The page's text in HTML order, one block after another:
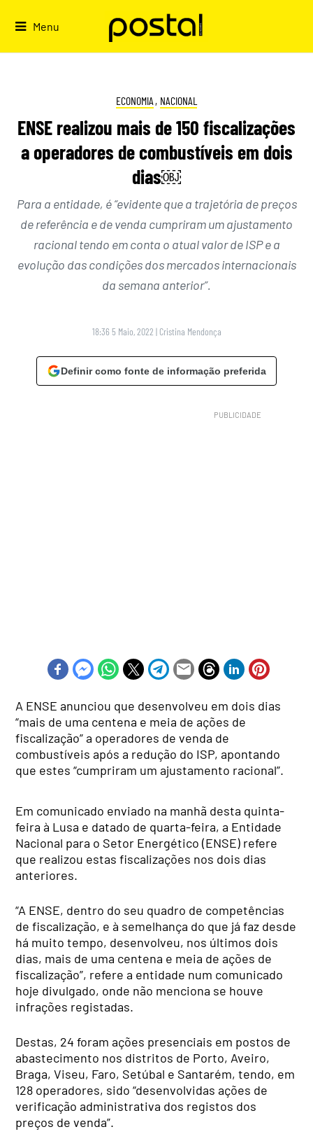
Menu
ECONOMIA , NACIONAL
ENSE realizou mais de 150 fiscalizações
a operadores de combustíveis em dois
dias￼
Para a entidade, é “evidente que a trajetória de preços
de referência e de venda cumpriram um ajustamento
racional tendo em conta o atual valor de ISP e a
evolução das condições dos mercados internacionais
da semana anterior”.
18:36 5 Maio, 2022 | Cristina Mendonça
Definir como fonte de informação preferida
A ENSE anunciou que desenvolveu em dois dias
“mais de uma centena e meia de ações de
fiscalização” a operadores de venda de
combustíveis após a redução do ISP, apontando
que estes “cumpriram um ajustamento racional”.
Em comunicado enviado na manhã desta quinta-
feira à Lusa e datado de quarta-feira, a Entidade
Nacional para o Setor Energético (ENSE) refere
que realizou estas fiscalizações nos dois dias
anteriores.
“A ENSE, dentro do seu quadro de competências
de fiscalização, e à semelhança do que já faz desde
há muito tempo, desenvolveu, nos últimos dois
dias, mais de uma centena e meia de ações de
fiscalização”, refere a entidade num comunicado
hoje divulgado, onde não menciona se houve
infrações registadas.
Destas, 24 foram ações presenciais em postos de
abastecimento nos distritos de Porto, Aveiro,
Braga, Viseu, Faro, Setúbal e Santarém, tendo, em
128 operadores, sido “desenvolvidas ações de
verificação administrativa dos registos dos
preços de venda”.